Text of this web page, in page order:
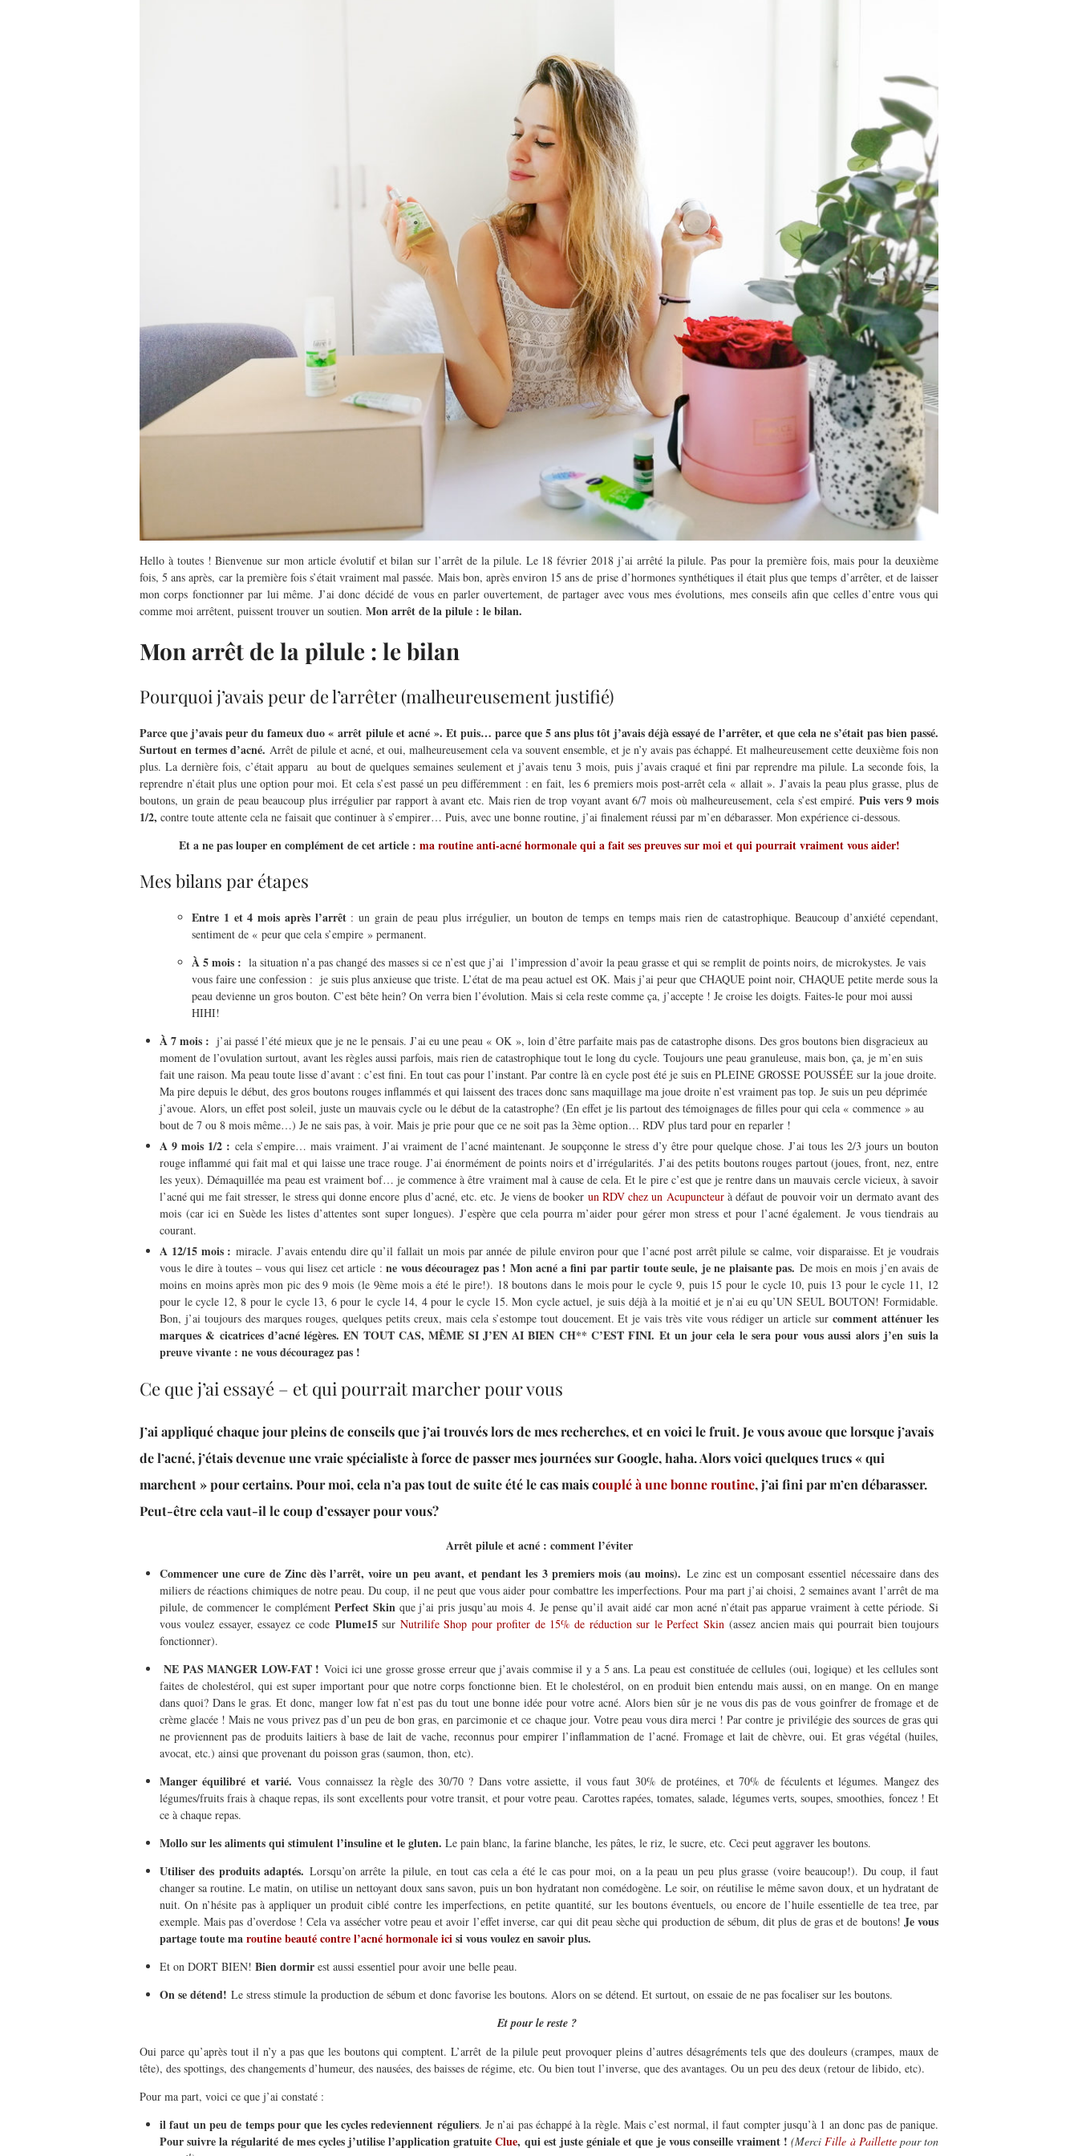
Hello à toutes ! Bienvenue sur mon article évolutif et bilan sur l’arrêt de la pilule. Le 18 février 2018 j’ai arrêté la pilule. Pas pour la première fois, mais pour la deuxième
fois, 5 ans après, car la première fois s’était vraiment mal passée. Mais bon, après environ 15 ans de prise d’hormones synthétiques il était plus que temps d’arrêter, et de laisser
mon corps fonctionner par lui même. J’ai donc décidé de vous en parler ouvertement, de partager avec vous mes évolutions, mes conseils afin que celles d’entre vous qui
comme moi arrêtent, puissent trouver un soutien. Mon arrêt de la pilule : le bilan.
Mon arrêt de la pilule : le bilan
Pourquoi j’avais peur de l’arrêter (malheureusement justifié)
Parce que j’avais peur du fameux duo « arrêt pilule et acné ». Et puis… parce que 5 ans plus tôt j’avais déjà essayé de l’arrêter, et que cela ne s’était pas bien passé.
Surtout en termes d’acné. Arrêt de pilule et acné, et oui, malheureusement cela va souvent ensemble, et je n’y avais pas échappé. Et malheureusement cette deuxième fois non
plus. La dernière fois, c’était apparu au bout de quelques semaines seulement et j’avais tenu 3 mois, puis j’avais craqué et fini par reprendre ma pilule. La seconde fois, la
reprendre n’était plus une option pour moi. Et cela s’est passé un peu différemment : en fait, les 6 premiers mois post-arrêt cela « allait ». J’avais la peau plus grasse, plus de
boutons, un grain de peau beaucoup plus irrégulier par rapport à avant etc. Mais rien de trop voyant avant 6/7 mois où malheureusement, cela s’est empiré.Puis vers 9 mois
1/2, contre toute attente cela ne faisait que continuer à s’empirer… Puis, avec une bonne routine, j’ai finalement réussi par m’en débarasser. Mon expérience ci-dessous.
Et a ne pas louper en complément de cet article : ma routine anti-acné hormonale qui a fait ses preuves sur moi et qui pourrait vraiment vous aider!
Mes bilans par étapes
Entre 1 et 4 mois après l’arrêt: un grain de peau plus irrégulier, un bouton de temps en temps mais rien de catastrophique. Beaucoup d’anxiété cependant,
sentiment de « peur que cela s’empire » permanent.
À 5 mois : la situation n’a pas changé des masses si ce n’est que j’ai l’impression d’avoir la peau grasse et qui se remplit de points noirs, de microkystes. Je vais
vous faire une confession : je suis plus anxieuse que triste. L’état de ma peau actuel est OK. Mais j’ai peur que CHAQUE point noir, CHAQUE petite merde sous la
peau devienne un gros bouton. C’est bête hein? On verra bien l’évolution. Mais si cela reste comme ça, j’accepte ! Je croise les doigts. Faites-le pour moi aussi
HIHI!
À 7 mois : j’ai passé l’été mieux que je ne le pensais. J’ai eu une peau « OK », loin d’être parfaite mais pas de catastrophe disons. Des gros boutons bien disgracieux au
moment de l’ovulation surtout, avant les règles aussi parfois, mais rien de catastrophique tout le long du cycle. Toujours une peau granuleuse, mais bon, ça, je m’en suis
fait une raison. Ma peau toute lisse d’avant : c’est fini. En tout cas pour l’instant. Par contre là en cycle post été je suis en PLEINE GROSSE POUSSÉE sur la joue droite.
Ma pire depuis le début, des gros boutons rouges inflammés et qui laissent des traces donc sans maquillage ma joue droite n’est vraiment pas top. Je suis un peu déprimée
j’avoue. Alors, un effet post soleil, juste un mauvais cycle ou le début de la catastrophe? (En effet je lis partout des témoignages de filles pour qui cela « commence » au
bout de 7 ou 8 mois même…) Je ne sais pas, à voir. Mais je prie pour que ce ne soit pas la 3ème option… RDV plus tard pour en reparler !
A 9 mois 1/2 : cela s’empire… mais vraiment. J’ai vraiment de l’acné maintenant. Je soupçonne le stress d’y être pour quelque chose. J’ai tous les 2/3 jours un bouton
rouge inflammé qui fait mal et qui laisse une trace rouge. J’ai énormément de points noirs et d’irrégularités. J’ai des petits boutons rouges partout (joues, front, nez, entre
les yeux). Démaquillée ma peau est vraiment bof… je commence à être vraiment mal à cause de cela. Et le pire c’est que je rentre dans un mauvais cercle vicieux, à savoir
l’acné qui me fait stresser, le stress qui donne encore plus d’acné, etc. etc. Je viens de booker un RDV chez un Acupuncteurà défaut de pouvoir voir un dermato avant des
mois (car ici en Suède les listes d’attentes sont super longues). J’espère que cela pourra m’aider pour gérer mon stress et pour l’acné également. Je vous tiendrais au
courant.
A 12/15 mois : miracle. J’avais entendu dire qu’il fallait un mois par année de pilule environ pour que l’acné post arrêt pilule se calme, voir disparaisse. Et je voudrais
vous le dire à toutes – vous qui lisez cet article :ne vous découragez pas ! Mon acné a fini par partir toute seule, je ne plaisante pas. De mois en mois j’en avais de
moins en moins après mon pic des 9 mois (le 9ème mois a été le pire!). 18 boutons dans le mois pour le cycle 9, puis 15 pour le cycle 10, puis 13 pour le cycle 11, 12
pour le cycle 12, 8 pour le cycle 13, 6 pour le cycle 14, 4 pour le cycle 15. Mon cycle actuel, je suis déjà à la moitié et je n’ai eu qu’UN SEUL BOUTON! Formidable.
Bon, j’ai toujours des marques rouges, quelques petits creux, mais cela s’estompe tout doucement. Et je vais très vite vous rédiger un article surcomment atténuer les
marques & cicatrices d’acné légères. EN TOUT CAS, MÊME SI J’EN AI BIEN CH** C’EST FINI. Et un jour cela le sera pour vous aussialors j’en suis la
preuve vivante : ne vous découragez pas !
Ce que j’ai essayé – et qui pourrait marcher pour vous
J’ai appliqué chaque jour pleins de conseils que j’ai trouvés lors de mes recherches, et en voici le fruit. Je vous avoue que lorsque j’avais
de l’acné, j’étais devenue une vraie spécialiste à force de passer mes journées sur Google, haha. Alors voici quelques trucs « qui
marchent » pour certains. Pour moi, cela n’a pas tout de suite été le cas mais couplé à une bonne routine, j’ai fini par m’en débarasser.
Peut-être cela vaut-il le coup d’essayer pour vous?
Arrêt pilule et acné : comment l’éviter
Commencer une cure de Zinc dès l’arrêt, voire un peu avant, et pendant les 3 premiers mois (au moins). Le zinc est un composant essentiel nécessaire dans des
miliers de réactions chimiques de notre peau. Du coup, il ne peut que vous aider pour combattre les imperfections. Pour ma part j’ai choisi, 2 semaines avant l’arrêt de ma
pilule, de commencer le complément Perfect Skin que j’ai pris jusqu’au mois 4. Je pense qu’il avait aidé car mon acné n’était pas apparue vraiment à cette période. Si
vous voulez essayer, essayez ce code Plume15sur Nutrilife Shop pour profiter de 15% de réduction sur le Perfect Skin(assez ancien mais qui pourrait bien toujours
fonctionner).
NE PAS MANGER LOW-FAT ! Voici ici une grosse grosse erreur que j’avais commise il y a 5 ans. La peau est constituée de cellules (oui, logique) et les cellules sont
faites de cholestérol, qui est super important pour que notre corps fonctionne bien. Et le cholestérol, on en produit bien entendu mais aussi, on en mange. On en mange
dans quoi? Dans le gras. Et donc, manger low fat n’est pas du tout une bonne idée pour votre acné. Alors bien sûr je ne vous dis pas de vous goinfrer de fromage et de
crème glacée ! Mais ne vous privez pas d’un peu de bon gras, en parcimonie et ce chaque jour. Votre peau vous dira merci ! Par contre je privilégie des sources de gras qui
ne proviennent pas de produits laitiers à base de lait de vache, reconnus pour empirer l’inflammation de l’acné. Fromage et lait de chèvre, oui. Et gras végétal (huiles,
avocat, etc.) ainsi que provenant du poisson gras (saumon, thon, etc).
Manger équilibré et varié.Vous connaissez la règle des 30/70 ? Dans votre assiette, il vous faut 30% de protéines, et 70% de féculents et légumes. Mangez des
légumes/fruits frais à chaque repas, ils sont excellents pour votre transit, et pour votre peau. Carottes rapées, tomates, salade, légumes verts, soupes, smoothies, foncez ! Et
ce à chaque repas.
Mollo sur les aliments qui stimulent l’insuline et le gluten. Le pain blanc, la farine blanche, les pâtes, le riz, le sucre, etc. Ceci peut aggraver les boutons.
Utiliser des produits adaptés. Lorsqu’on arrête la pilule, en tout cas cela a été le cas pour moi, on a la peau un peu plus grasse (voire beaucoup!). Du coup, il faut
changer sa routine. Le matin, on utilise un nettoyant doux sans savon, puis un bon hydratant non comédogène. Le soir, on réutilise le même savon doux, et un hydratant de
nuit. On n’hésite pas à appliquer un produit ciblé contre les imperfections, en petite quantité, sur les boutons éventuels, ou encore de l’huile essentielle de tea tree, par
exemple. Mais pas d’overdose ! Cela va assécher votre peau et avoir l’effet inverse, car qui dit peau sèche qui production de sébum, dit plus de gras et de boutons! Je vous
partage toute maroutine beauté contre l’acné hormonale icisi vous voulez en savoir plus.
Et on DORT BIEN! Bien dormir est aussi essentiel pour avoir une belle peau.
On se détend! Le stress stimule la production de sébum et donc favorise les boutons. Alors on se détend. Et surtout, on essaie de ne pas focaliser sur les boutons.
Et pour le reste ?
Oui parce qu’après tout il n’y a pas que les boutons qui comptent. L’arrêt de la pilule peut provoquer pleins d’autres désagréments tels que des douleurs (crampes, maux de
tête), des spottings, des changements d’humeur, des nausées, des baisses de régime, etc. Ou bien tout l’inverse, que des avantages. Ou un peu des deux (retour de libido, etc).
Pour ma part, voici ce que j’ai constaté :
il faut un peu de temps pour que les cycles redeviennent réguliers. Je n’ai pas échappé à la règle. Mais c’est normal, il faut compter jusqu’à 1 an donc pas de panique.
Pour suivre la régularité de mes cycles j’utilise l’application gratuiteClue, qui est juste géniale et que je vous conseille vraiment ! (MerciFille à Paillettepour ton